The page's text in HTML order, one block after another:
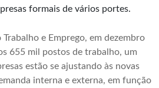
formais de vários portes.
e Emprego, em dezembro
655 mil postos de trabalho, um
estão se ajustando às novas
interna e externa, em função